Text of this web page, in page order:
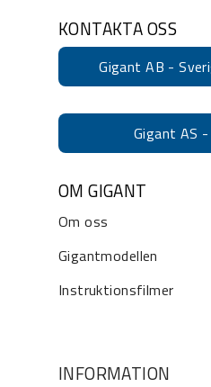
KONTAKTA OSS
Gigant AB -
Gigant AS
OM GIGANT
Om oss
Gigantmodellen
Instruktionsfilmer
INFORMATION